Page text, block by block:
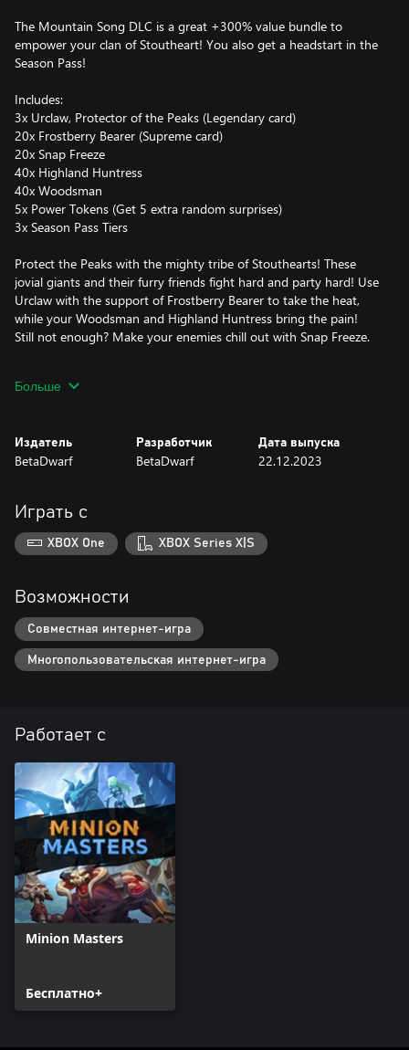
The Mountain Song DLC is a great +300% value bundle to
empower your clan of Stoutheart! You also get a headstart in the
Season Pass!
Includes:
3x Urclaw, Protector of the Peaks (Legendary card)
20x Frostberry Bearer (Supreme card)
20x Snap Freeze
40x Highland Huntress
40x Woodsman
5x Power Tokens (Get 5 extra random surprises)
3x Season Pass Tiers
Protect the Peaks with the mighty tribe of Stouthearts! These
jovial giants and their furry friends fight hard and party hard! Use
Urclaw with the support of Frostberry Bearer to take the heat,
while your Woodsman and Highland Huntress bring the pain!
Still not enough? Make your enemies chill out with Snap Freeze.
victory!
Больше
Издатель
BetaDwarf
Разработчик
BetaDwarf
Дата выпуска
22.12.2023
Играть с
XBOX One XBOX Series X|S
Возможности
Совместная интернет-игра
Многопользовательская интернет-игра
Работает с
Minion Masters
Бесплатно+